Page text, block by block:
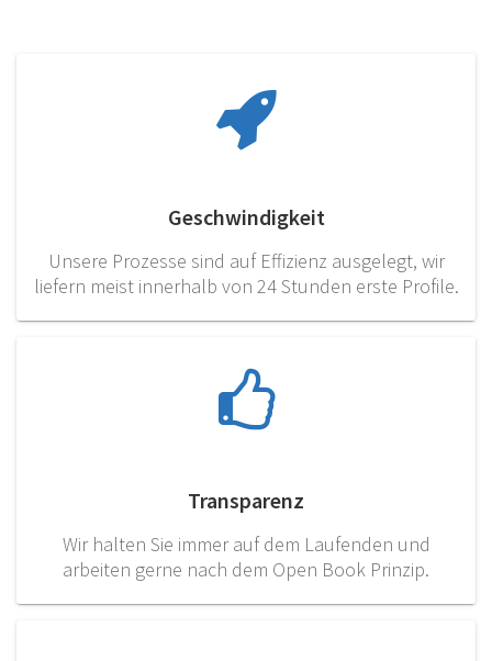
Geschwindigkeit
Unsere Prozesse sind auf Effizienz ausgelegt, wir
liefern meist innerhalb von 24 Stunden erste Profile.
Transparenz
Wir halten Sie immer auf dem Laufenden und
arbeiten gerne nach dem Open Book Prinzip.